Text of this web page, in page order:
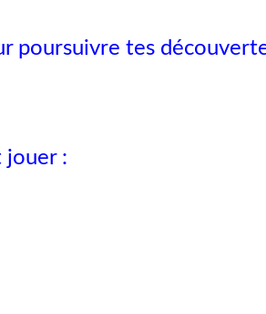
poursuivre tes
jouer :